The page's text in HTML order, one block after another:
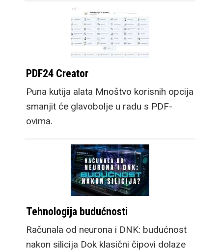
PDF24 Creator
Puna kutija alata Mnoštvo korisnih opcija
smanjit će glavobolje u radu s PDF-
ovima.
Tehnologija budućnosti
Računala od neurona i DNK: budućnost
nakon silicija Dok klasični čipovi dolaze